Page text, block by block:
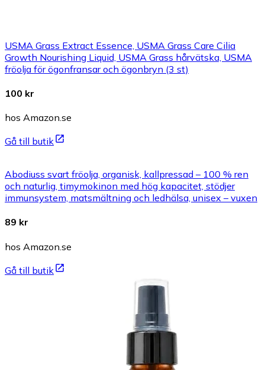
USMA Grass Extract Essence, USMA Grass Care Cilia
Growth Nourishing Liquid, USMA Grass hårvätska, USMA
fröolja för ögonfransar och ögonbryn (3 st)
100 kr
hos Amazon.se
Gå till butik
Abodiuss svart fröolja, organisk, kallpressad – 100 % ren
och naturlig, timymokinon med hög kapacitet, stödjer
immunsystem, matsmältning och ledhälsa, unisex – vuxen
89 kr
hos Amazon.se
Gå till butik